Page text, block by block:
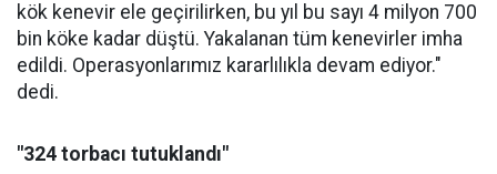
kök kenevir ele geçirilirken, bu yıl bu sayı 4 milyon 700
bin köke kadar düştü. Yakalanan tüm kenevirler imha
edildi. Operasyonlarımız kararlılıkla devam ediyor."
dedi.
"324 torbacı tutuklandı"